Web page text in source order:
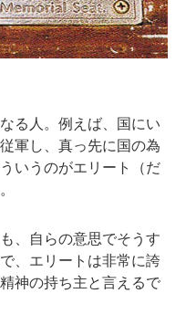
る人。例えば、国にい
軍し、真っ先に国の為
いうのがエリート（だ
、自らの意思でそうす
、エリートは非常に誇
神の持ち主と言えるで